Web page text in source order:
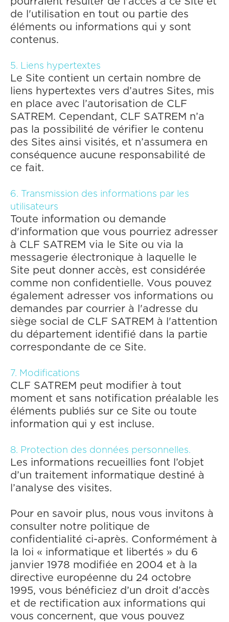
de l'utilisation en tout ou partie des
éléments ou informations qui y sont
contenus.
5. Liens hypertextes
Le Site contient un certain nombre de
liens hypertextes vers d’autres Sites, mis
en place avec l’autorisation de CLF
SATREM. Cependant, CLF SATREM n’a
pas la possibilité de vérifier le contenu
des Sites ainsi visités, et n’assumera en
conséquence aucune responsabilité de
ce fait.
‍6. Transmission des informations par les
utilisateurs
Toute information ou demande
d'information que vous pourriez adresser
à CLF SATREM via le Site ou via la
messagerie électronique à laquelle le
Site peut donner accès, est considérée
comme non confidentielle. Vous pouvez
également adresser vos informations ou
demandes par courrier à l'adresse du
siège social de CLF SATREM à l'attention
du département identifié dans la partie
correspondante de ce Site.
7. Modifications
CLF SATREM peut modifier à tout
moment et sans notification préalable les
éléments publiés sur ce Site ou toute
information qui y est incluse.
8. Protection des données personnelles.
Les informations recueillies font l’objet
d’un traitement informatique destiné à
l’analyse des visites.
Pour en savoir plus, nous vous invitons à
consulter notre politique de
confidentialité ci-après. Conformément à
la loi « informatique et libertés » du 6
janvier 1978 modifiée en 2004 et à la
directive européenne du 24 octobre
1995, vous bénéficiez d’un droit d’accès
et de rectification aux informations qui
vous concernent, que vous pouvez